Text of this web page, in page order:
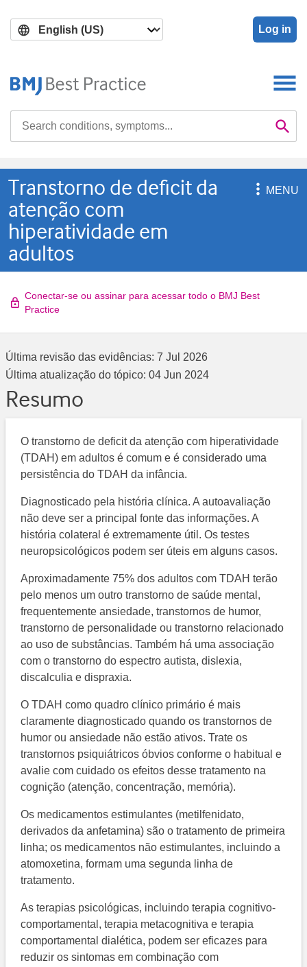
main
search
Log in

Transtorno de deficit da
atenção com
hiperatividade em
adultos
MENU
Conectar-se ou assinar para acessar todo o BMJ Best
Practice
Última revisão das evidências: 7 Jul 2026
Última atualização do tópico: 04 Jun 2024
Resumo
O transtorno de deficit da atenção com hiperatividade
(TDAH) em adultos é comum e é considerado uma
persistência do TDAH da infância.
Diagnosticado pela história clínica. A autoavaliação
não deve ser a principal fonte das informações. A
história colateral é extremamente útil. Os testes
neuropsicológicos podem ser úteis em alguns casos.
Aproximadamente 75% dos adultos com TDAH terão
pelo menos um outro transtorno de saúde mental,
frequentemente ansiedade, transtornos de humor,
transtorno de personalidade ou transtorno relacionado
ao uso de substâncias. Também há uma associação
com o transtorno do espectro autista, dislexia,
discalculia e dispraxia.
O TDAH como quadro clínico primário é mais
claramente diagnosticado quando os transtornos de
humor ou ansiedade não estão ativos. Trate os
transtornos psiquiátricos óbvios conforme o habitual e
avalie com cuidado os efeitos desse tratamento na
cognição (atenção, concentração, memória).
Os medicamentos estimulantes (metilfenidato,
derivados da anfetamina) são o tratamento de primeira
linha; os medicamentos não estimulantes, incluindo a
atomoxetina, formam uma segunda linha de
tratamento.
As terapias psicológicas, incluindo terapia cognitivo-
comportamental, terapia metacognitiva e terapia
comportamental dialética, podem ser eficazes para
reduzir os sintomas em combinação com